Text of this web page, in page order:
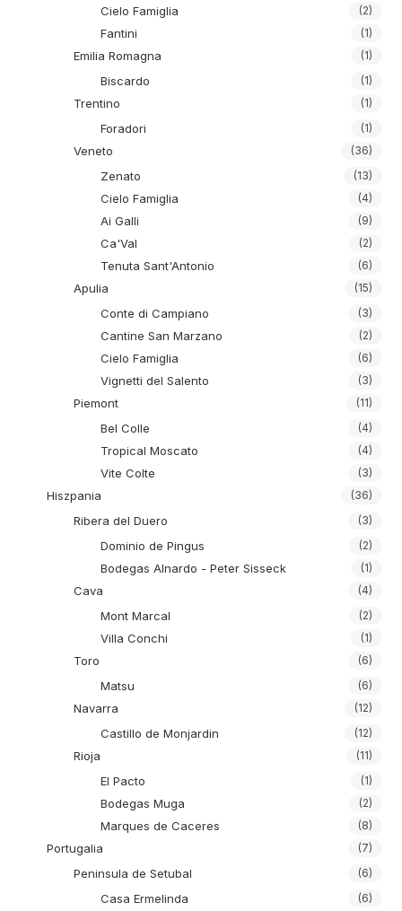
Cielo Famiglia (2)
Fantini (1)
Emilia Romagna (1)
Biscardo (1)
Trentino (1)
Foradori (1)
Veneto (36)
Zenato (13)
Cielo Famiglia (4)
Ai Galli (9)
Ca'Val (2)
Tenuta Sant'Antonio (6)
Apulia (15)
Conte di Campiano (3)
Cantine San Marzano (2)
Cielo Famiglia (6)
Vignetti del Salento (3)
Piemont (11)
Bel Colle (4)
Tropical Moscato (4)
Vite Colte (3)
Hiszpania (36)
Ribera del Duero (3)
Dominio de Pingus (2)
Bodegas Alnardo - Peter Sisseck (1)
Cava (4)
Mont Marcal (2)
Villa Conchi (1)
Toro (6)
Matsu (6)
Navarra (12)
Castillo de Monjardin (12)
Rioja (11)
El Pacto (1)
Bodegas Muga (2)
Marques de Caceres (8)
Portugalia (7)
Peninsula de Setubal (6)
Casa Ermelinda (6)